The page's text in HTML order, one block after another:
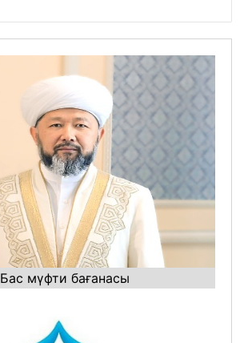
Бас мүфти бағанасы